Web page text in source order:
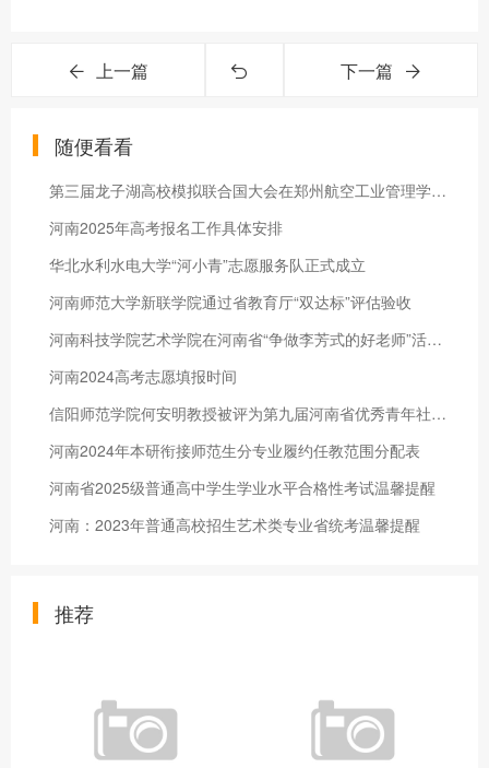
上一篇 下一篇
随便看看
第三届龙子湖高校模拟联合国大会在郑州航空工业管理学院召开
河南2025年高考报名工作具体安排
华北水利水电大学“河小青”志愿服务队正式成立
河南师范大学新联学院通过省教育厅“双达标”评估验收
河南科技学院艺术学院在河南省“争做李芳式的好老师”活动中获佳
河南2024高考志愿填报时间
信阳师范学院何安明教授被评为第九届河南省优秀青年社科专家
河南2024年本研衔接师范生分专业履约任教范围分配表
河南省2025级普通高中学生学业水平合格性考试温馨提醒
河南：2023年普通高校招生艺术类专业省统考温馨提醒
推荐